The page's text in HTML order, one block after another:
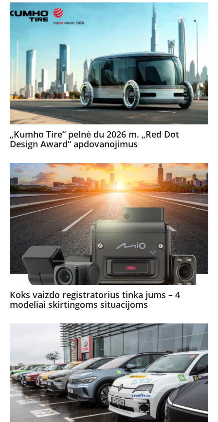
„Kumho Tire“ pelnė du 2026 m. „Red Dot
Design Award“ apdovanojimus
Koks vaizdo registratorius tinka jums – 4
modeliai skirtingoms situacijoms